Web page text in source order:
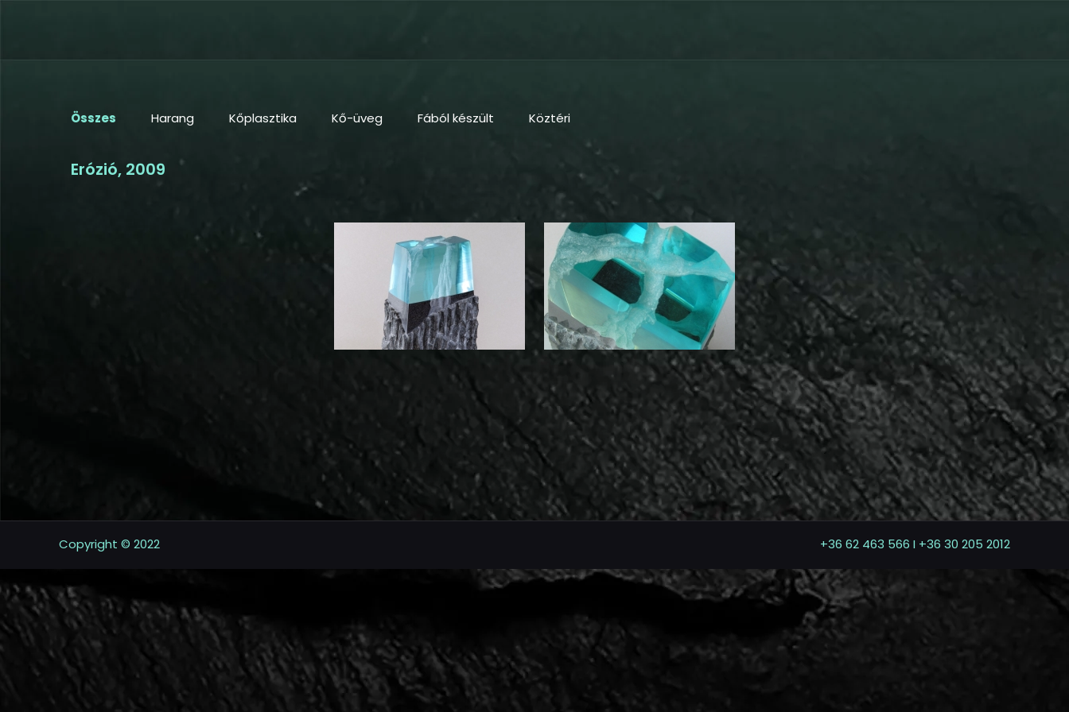
Összes Harang Kőplasztika Kő-üveg Fából készült Köztéri
Erózió, 2009
Copyright © 2022 +36 62 463 566 I +36 30 205 2012